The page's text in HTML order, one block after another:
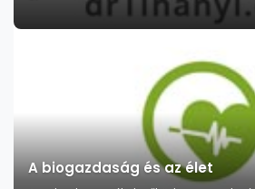
A biogazdaság és az élet